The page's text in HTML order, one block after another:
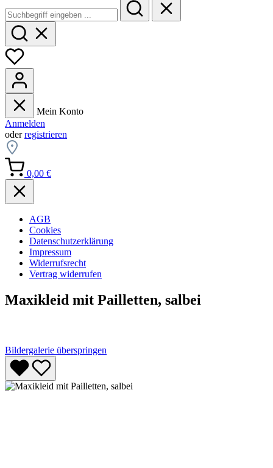
Mein Konto
Anmelden
oderregistrieren
0,00 €
AGB
Cookies
Datenschutzerklärung
Impressum
Widerrufsrecht
Vertrag widerrufen
Maxikleid mit Pailletten, salbei
Bildergalerie überspringen